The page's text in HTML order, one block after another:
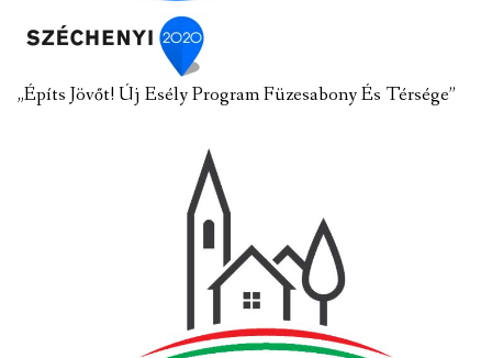
„Építs Jövőt! Új Esély Program Füzesabony És Térsége”